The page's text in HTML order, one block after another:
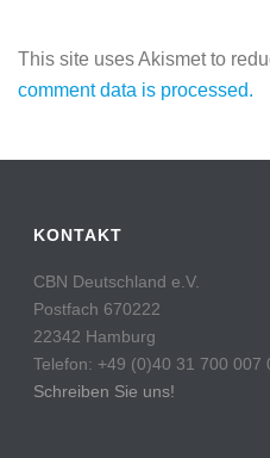
This site uses Akismet to
comment data is processed.
KONTAKT
CBN Deutschland e.V.
Postfach 670222
22342 Hamburg
Telefon: +49 (0)40 31 700 007
Schreiben Sie uns!